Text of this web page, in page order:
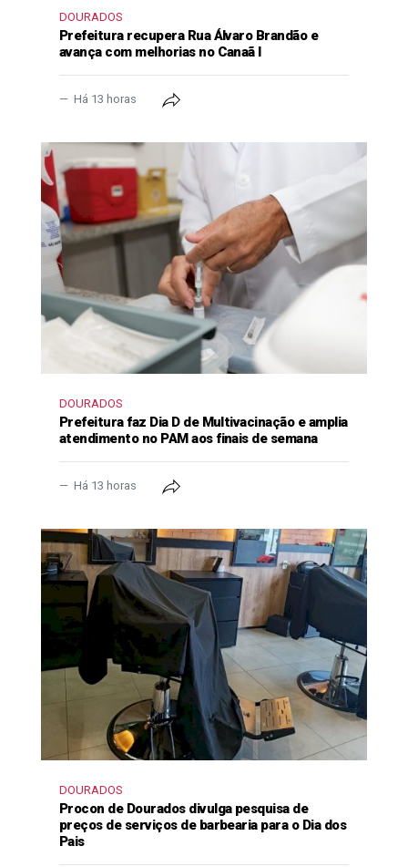
DOURADOS
Prefeitura recupera Rua Álvaro Brandão e
avança com melhorias no Canaã I
Há 13 horas
DOURADOS
Prefeitura faz Dia D de Multivacinação e amplia
atendimento no PAM aos finais de semana
Há 13 horas
DOURADOS
Procon de Dourados divulga pesquisa de
preços de serviços de barbearia para o Dia dos
Pais